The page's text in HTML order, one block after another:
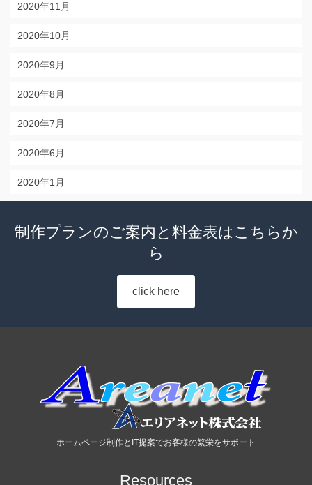
2020年11月
2020年10月
2020年9月
2020年8月
2020年7月
2020年6月
2020年1月
制作プランのご案内と料金表はこちらか
ら
click here
ホームページ制作とIT提案でお客様の繁栄をサポート
Resources